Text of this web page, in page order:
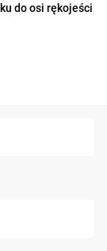
do osi rękojeści